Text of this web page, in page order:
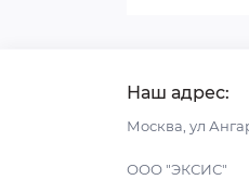
Наш адрес:
Москва, ул
ООО "ЭКСИС"